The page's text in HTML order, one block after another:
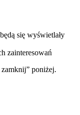
się wyświetlały
zainteresowań
poniżej.